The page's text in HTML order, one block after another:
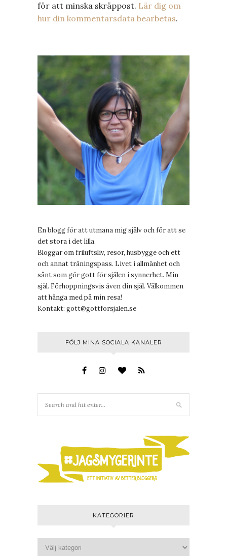
för att minska skräppost. Lär dig om
hur din kommentarsdata bearbetas.
En blogg för att utmana mig själv och för att se
det stora i det lilla.
Bloggar om friluftsliv, resor, husbygge och ett
och annat träningspass. Livet i allmänhet och
sånt som gör gott för själen i synnerhet. Min
själ. Förhoppningsvis även din själ. Välkommen
att hänga med på min resa!
Kontakt: gott@gottforsjalen.se
FÖLJ MINA SOCIALA KANALER
KATEGORIER